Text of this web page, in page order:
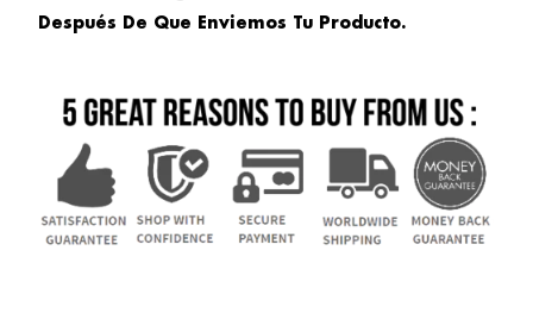
Después De Que Enviemos Tu Producto.